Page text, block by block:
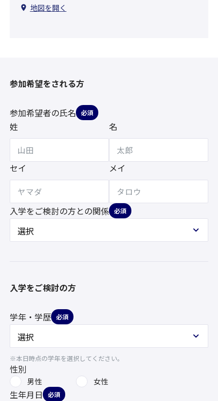
地図を開く
参加希望をされる方
参加希望者の氏名 必須
姓 名
セイ メイ
入学をご検討の方との関係 必須
入学をご検討の方
学年・学歴 必須
※本日時点の学年を選択してください。
性別
男性 女性
生年月日 必須